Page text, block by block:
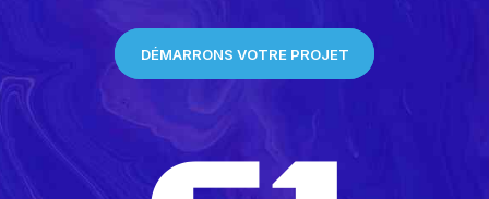
DÉMARRONS VOTRE PROJET